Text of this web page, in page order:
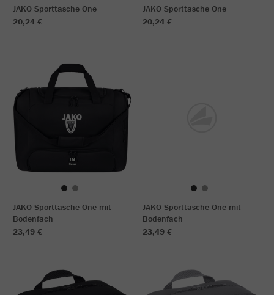
JAKO Sporttasche One
20,24 €
JAKO Sporttasche One
20,24 €
JAKO Sporttasche One mit
Bodenfach
23,49 €
JAKO Sporttasche One mit
Bodenfach
23,49 €